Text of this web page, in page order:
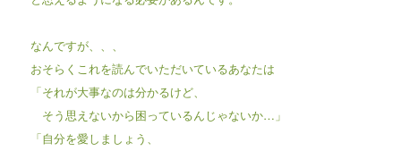
なんですが、、、
おそらくこれを読んでいただいているあなたは
「それが大事なのは分かるけど、
そう思えないから困っているんじゃないか…」
「自分を愛しましょう、